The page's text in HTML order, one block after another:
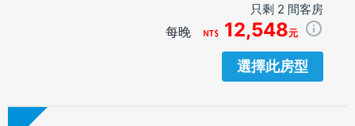
只剩 2 間客房
每晚 12,548元
選擇此房型